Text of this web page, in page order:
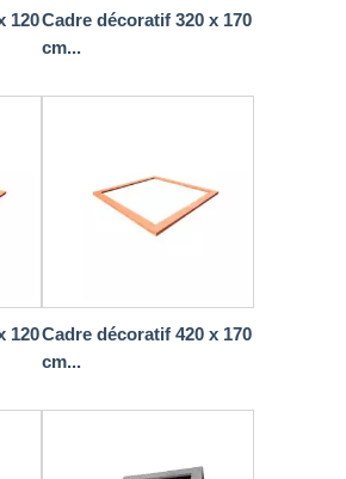
120Cadre décoratif 320 x 170
cm...
120Cadre décoratif 420 x 170
cm...